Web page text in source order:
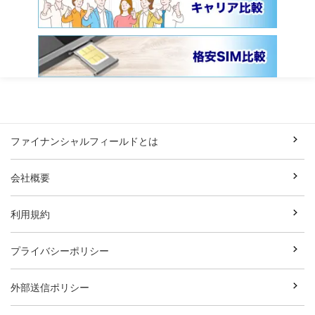
ファイナンシャルフィールドとは
会社概要
利用規約
プライバシーポリシー
外部送信ポリシー